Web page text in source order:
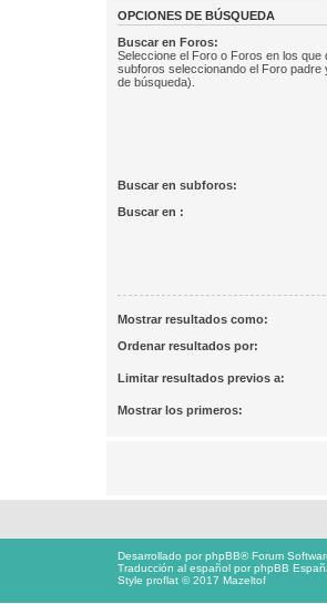
OPCIONES DE BÚSQUEDA
Buscar en Foros:
Seleccione el Foro o Foros en los
subforos seleccionando el Foro
de búsqueda).
Buscar en subforos:
Buscar en :
Mostrar resultados como:
Ordenar resultados por:
Limitar resultados previos a:
Mostrar los primeros:
Desarrollado porphpBB® Forum
Traducción al español porphpBB
Style proflat © 2017 Mazeltof